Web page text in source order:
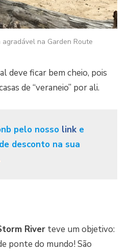
agradável na Garden Route
deve ficar bem cheio, pois
de “veraneio” por ali.
pelo nosso link e
desconto na sua
River teve um objetivo:
ponte do mundo! São